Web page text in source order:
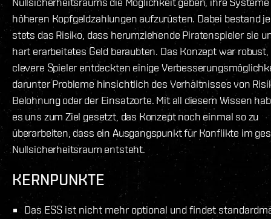
höheren Kopfgeldzahlungen aufzurüsten. Dabei bestand
stets das Risiko, dass herumziehende Piratenspieler sie
hart erarbeitetes Geld beraubten. Das Konzept war robust,
clevere Spieler entdeckten einige
darunter Probleme hinsichtlich des Verhältnisses von
Belohnung oder der Einsatzorte. Mit all diesem Wissen
es uns zum Ziel gesetzt, das Konzept noch einmal so zu
überarbeiten, dass ein Ausgangspunkt für Konflikte im
Nullsicherheitsraum entsteht.
KERNPUNKTE
Das ESS ist nicht mehr optional und findet